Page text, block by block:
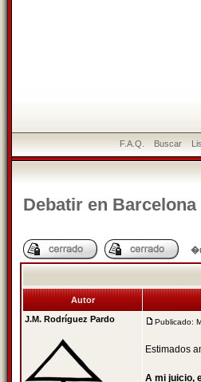
F.A.Q. Buscar
Debatir en Barcelona
Autor
J.M. Rodríguez Pardo
Publicado:
Estimados
A mi juicio,